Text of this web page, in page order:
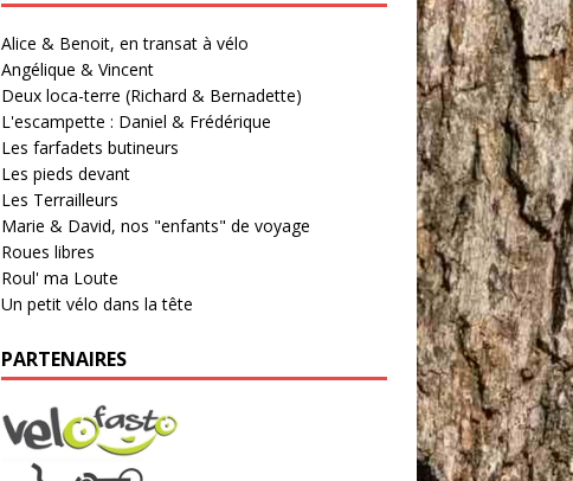
Alice & Benoit, en transat à vélo
Angélique & Vincent
Deux loca-terre (Richard & Bernadette)
L'escampette : Daniel & Frédérique
Les farfadets butineurs
Les pieds devant
Les Terrailleurs
Marie & David, nos "enfants" de voyage
Roues libres
Roul' ma Loute
Un petit vélo dans la tête
PARTENAIRES